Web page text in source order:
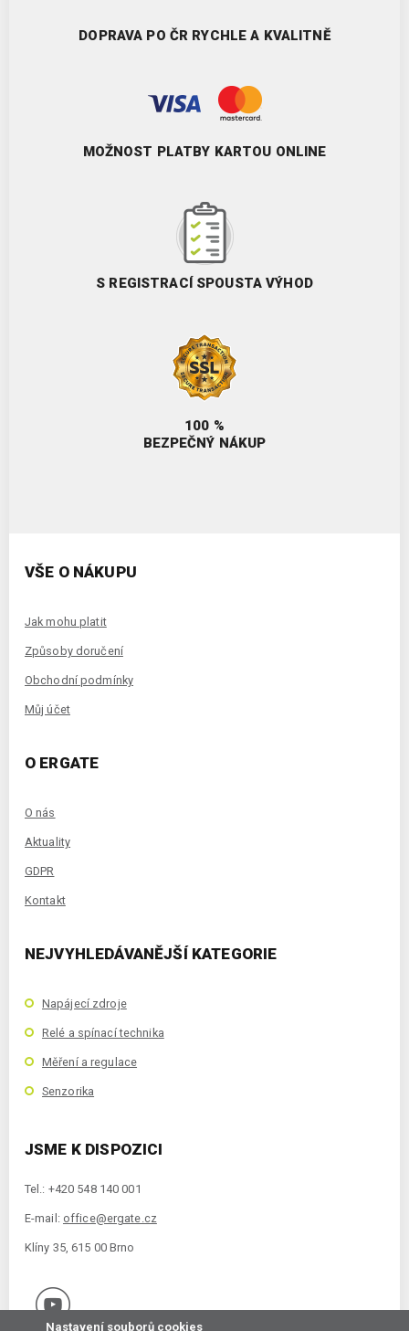
DOPRAVA PO ČR RYCHLE A KVALITNĚ
MOŽNOST PLATBY KARTOU ONLINE
S REGISTRACÍ SPOUSTA VÝHOD
100 %
BEZPEČNÝ NÁKUP
VŠE O NÁKUPU
Jak mohu platit
Způsoby doručení
Obchodní podmínky
Můj účet
O ERGATE
O nás
Aktuality
GDPR
Kontakt
NEJVYHLEDÁVANĚJŠÍ KATEGORIE
Napájecí zdroje
Relé a spínací technika
Měření a regulace
Senzorika
JSME K DISPOZICI
Tel.: +420 548 140 001
E-mail: office@ergate.cz
Klíny 35, 615 00 Brno
Nastavení souborů cookies